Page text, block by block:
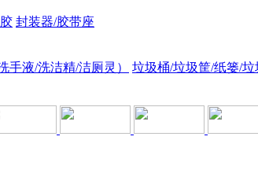
封装器/胶带座
手液/洗洁精/洁厕灵）
垃圾桶/垃圾筐/纸篓/垃